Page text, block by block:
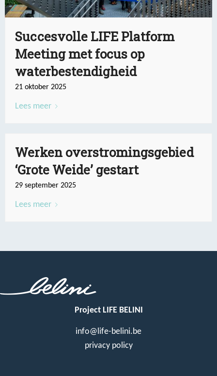
Succesvolle LIFE Platform
Meeting met focus op
waterbestendigheid
21 oktober 2025
Lees meer
Werken overstromingsgebied
‘Grote Weide’ gestart
29 september 2025
Lees meer
Project LIFE BELINI
info@life-belini.be
privacy policy